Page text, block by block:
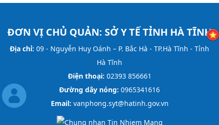
ĐƠN VỊ CHỦ QUẢN: SỞ Y TẾ TỈNH HÀ TĨNH
Địa chỉ: 09 - Nguyễn Huy Oánh – P. Bắc Hà - TP.Hà Tĩnh - Tỉnh
Hà Tĩnh
Điện thoại: 02393 856661
Đường dây nóng: 0965341616
Email: vanphong.syt@hatinh.gov.vn